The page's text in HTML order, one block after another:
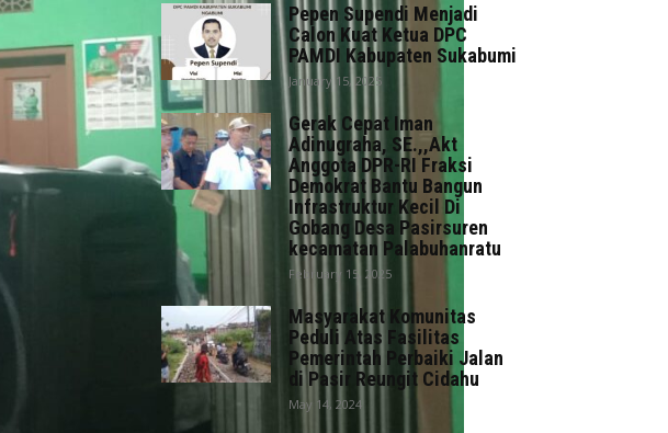
Pepen Supendi Menjadi
Calon Kuat Ketua DPC
PAMDI Kabupaten Sukabumi
January 15, 2025
Gerak Cepat Iman
Adinugraha, SE.,,Akt
Anggota DPR-RI Fraksi
Demokrat Bantu Bangun
Infrastruktur Kecil Di
Gobang Desa Pasirsuren
kecamatan Palabuhanratu
February 15, 2025
Masyarakat Komunitas
Peduli Atas Fasilitas
Pemerintah Perbaiki Jalan
di Pasir Reungit Cidahu
May 14, 2024